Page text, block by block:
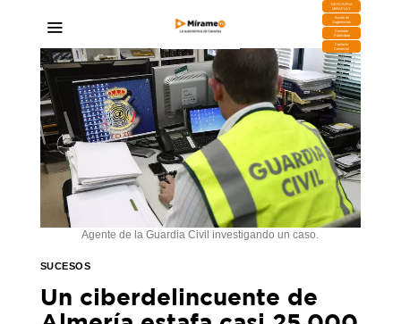
DESCARGA
MIRAPLAY
Buzón de
Sugerencias
Contratar
Publicidad
Contacto
Comercial
Agente de la Guardia Civil investigando un caso.
SUCESOS
Un ciberdelincuente de